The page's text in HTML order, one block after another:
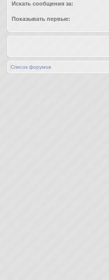
Искать сообщения за:
Показывать первые:
Список форумов